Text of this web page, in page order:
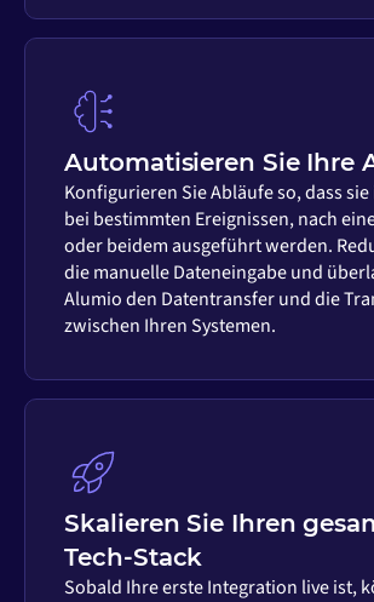
Automatisieren Sie Ihre
Konfigurieren Sie Abläufe so, dass
bei bestimmten Ereignissen, nach
oder beidem ausgeführt werden.
die manuelle Dateneingabe und
Alumio den Datentransfer und die
zwischen Ihren Systemen.
Skalieren Sie Ihren
Tech-Stack
Sobald Ihre erste Integration live ist,